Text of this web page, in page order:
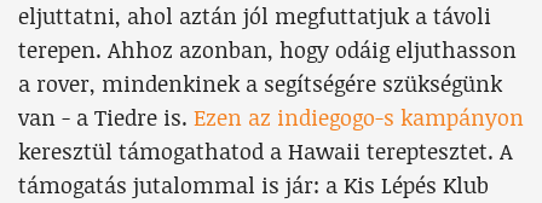
eljuttatni, ahol aztán jól megfuttatjuk a távoli
terepen. Ahhoz azonban, hogy odáig eljuthasson
a rover, mindenkinek a segítségére szükségünk
van - a Tiedre is. Ezen az indiegogo-s kampányon
keresztül támogathatod a Hawaii tereptesztet. A
támogatás jutalommal is jár: a Kis Lépés Klub